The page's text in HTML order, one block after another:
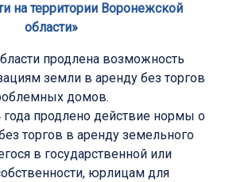
на территории Воронежской
области»
продлена возможность
земли в аренду без торгов
домов.
продлено действие нормы о
торгов в аренду земельного
в государственной или
юрлицам для